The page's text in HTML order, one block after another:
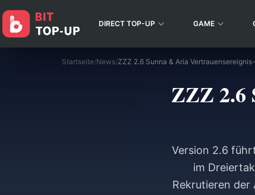
DIRECT TOP-UP GAME
Startseite/News/
ZZZ 2.6
Version 2.6
im
Rekrutieren der